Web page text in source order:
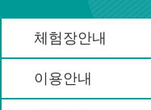
체험장안내
이용안내